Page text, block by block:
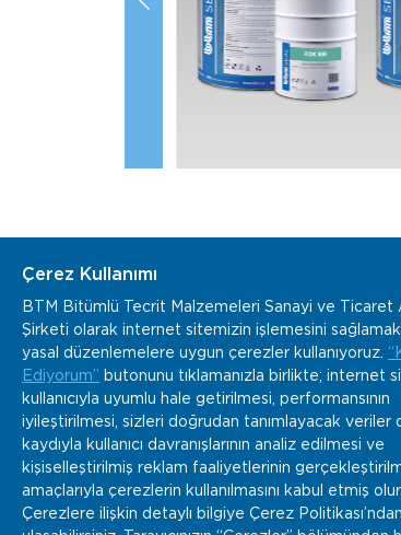
www.btm.co
info@btm.co
+90 232 877 04 02
Kemalpaşa Organize Sanayi Bölgesi
Çerez Kullanımı
BTM Bitümlü Tecrit Malzemeleri Sanayi ve Ticaret
Şirketi olarak internet sitemizin işlemesini
yasal düzenlemelere uygun çerezler kullanıyoruz.
Ediyorum” butonunu tıklamanızla birlikte; internet
kullanıcıyla uyumlu hale getirilmesi, performansının
iyileştirilmesi, sizleri doğrudan tanımlayacak veriler
kaydıyla kullanıcı davranışlarının analiz edilmesi ve
kişiselleştirilmiş reklam faaliyetlerinin
amaçlarıyla çerezlerin kullanılmasını kabul etmiş
Çerezlere ilişkin detaylı bilgiye Çerez Politikası’ndan